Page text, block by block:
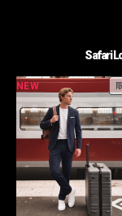
Safari
NEW